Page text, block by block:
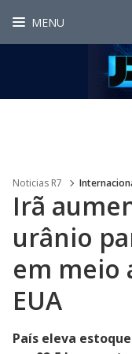
MENU
Noticias R7
Irã
urânio
em meio
EUA
País eleva